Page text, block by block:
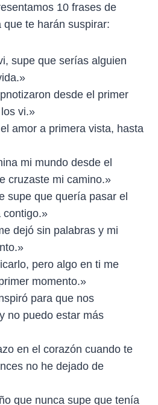
10 frases de
te harán suspirar:
supe que serías alguien
desde el primer
vi.»
amor a primera vista, hasta
mi mundo desde el
cruzaste mi camino.»
supe que quería pasar el
contigo.»
dejó sin palabras y mi
pero algo en ti me
momento.»
para que nos
no puedo estar más
en el corazón cuando te
no he dejado de
que nunca supe que tenía